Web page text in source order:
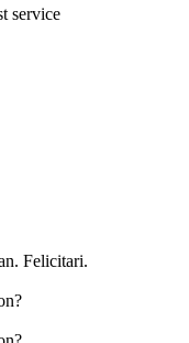
service
Felicitari.